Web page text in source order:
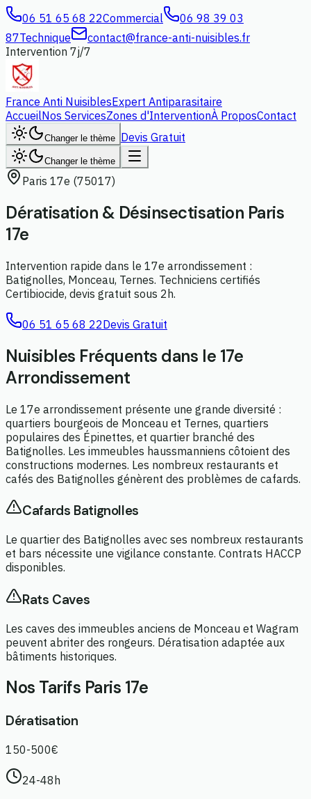
06 51 65 68 22Commercial
06 98 39 03
87Technique
contact@france-anti-nuisibles.fr
Intervention 7j/7
France Anti NuisiblesExpert Antiparasitaire
AccueilNos ServicesZones d'InterventionÀ ProposContact
Changer le thème Devis Gratuit
Changer le thème
Paris 17e (75017)
Dératisation & Désinsectisation Paris
17e
Intervention rapide dans le 17e arrondissement :
Batignolles, Monceau, Ternes. Techniciens certifiés
Certibiocide, devis gratuit sous 2h.
06 51 65 68 22Devis Gratuit
Nuisibles Fréquents dans le 17e
Arrondissement
Le 17e arrondissement présente une grande diversité :
quartiers bourgeois de Monceau et Ternes, quartiers
populaires des Épinettes, et quartier branché des
Batignolles. Les immeubles haussmanniens côtoient des
constructions modernes. Les nombreux restaurants et
cafés des Batignolles génèrent des problèmes de cafards.
Cafards Batignolles
Le quartier des Batignolles avec ses nombreux restaurants
et bars nécessite une vigilance constante. Contrats HACCP
disponibles.
Rats Caves
Les caves des immeubles anciens de Monceau et Wagram
peuvent abriter des rongeurs. Dératisation adaptée aux
bâtiments historiques.
Nos Tarifs Paris 17e
Dératisation
150-500€
24-48h